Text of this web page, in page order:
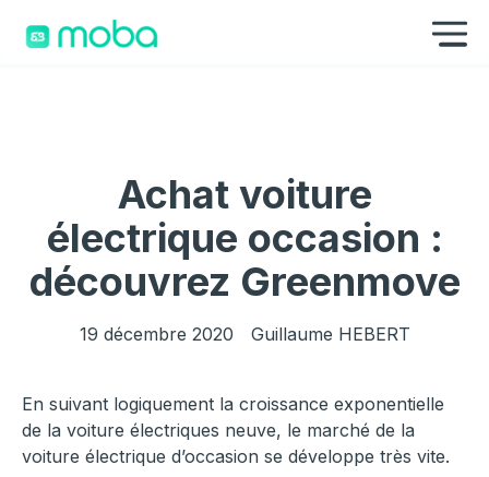
Achat voiture
électrique occasion :
découvrez Greenmove
19 décembre 2020 Guillaume HEBERT
En suivant logiquement la croissance exponentielle
de la voiture électriques neuve, le marché de la
voiture électrique d’occasion se développe très vite.